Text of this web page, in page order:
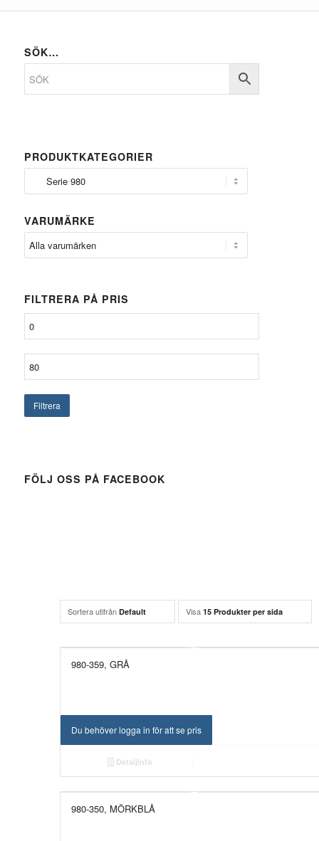
Sortera utifrån Default Visa 15 Produkter per sida
980-359, GRÅ
Du behöver logga in för att se pris
Detaljinfo
980-350, MÖRKBLÅ
SÖK…
PRODUKTKATEGORIER
VARUMÄRKE
FILTRERA PÅ PRIS
Filtrera
FÖLJ OSS PÅ FACEBOOK